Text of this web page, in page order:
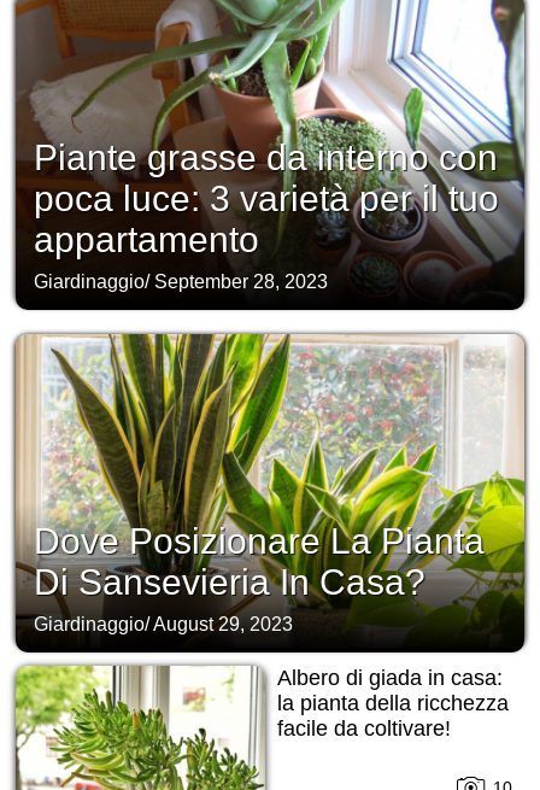
Piante grasse da interno con
poca luce: 3 varietà per il tuo
appartamento
Giardinaggio/ September 28, 2023
Dove Posizionare La Pianta
Di Sansevieria In Casa?
Giardinaggio/August 29, 2023
Albero di giada in casa:
la pianta della ricchezza
facile da coltivare!